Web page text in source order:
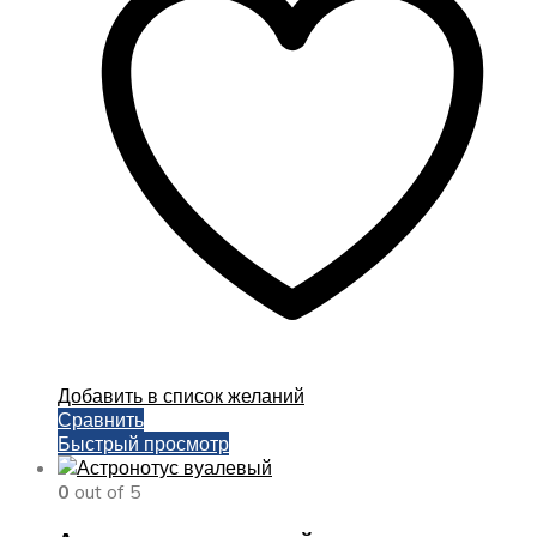
Опции
можно
выбрать
на
странице
товара.
Добавить в список желаний
Сравнить
Быстрый просмотр
0 out of 5